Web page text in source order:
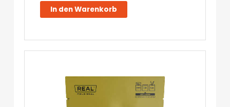
Real
In den Warenkorb